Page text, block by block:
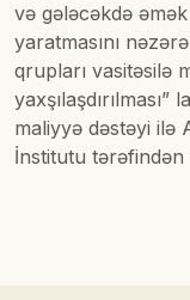
və gələcəkdə
yaratmasını
qrupları vasitəsilə
yaxşılaşdırılması”
maliyyə dəstəyi ilə
İnstitutu tərəfindən